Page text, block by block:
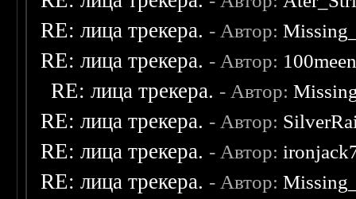
RE: лица трекера. - Автор:
RE: лица трекера. - Автор:
RE: лица трекера. - Автор:
RE: лица трекера. - Автор:
RE: лица трекера. - Автор:
RE: лица трекера. - Автор: